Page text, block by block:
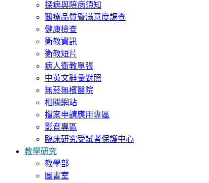
探病與陪病須知
醫療品質暨滿意度調查
健康檢查
衛教資訊
衛教短片
病人衛教單張
中英文辭彙對照
無菸無檳醫院
相關網站
檔案申請應用專區
影音專區
臨床研究受試者保護中心
教學研究
教學部
圖書室